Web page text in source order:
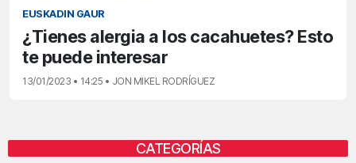
EUSKADIN GAUR
¿Tienes alergia a los cacahuetes? Esto
te puede interesar
13/01/2023 • 14:25 • JON MIKEL RODRÍGUEZ
CATEGORÍAS